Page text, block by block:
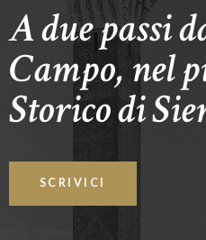
A due passi
Campo, nel
Storico di
SCRIVICI